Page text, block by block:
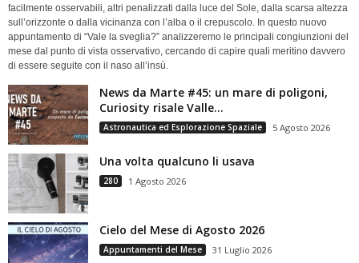
facilmente osservabili, altri penalizzati dalla luce del Sole, dalla scarsa altezza
sull’orizzonte o dalla vicinanza con l’alba o il crepuscolo. In questo nuovo
appuntamento di “Vale la sveglia?” analizzeremo le principali congiunzioni del
mese dal punto di vista osservativo, cercando di capire quali meritino davvero
di essere seguite con il naso all’insù.
News da Marte #45: un mare di poligoni,
Curiosity risale Valle...
Astronautica ed Esplorazione Spaziale 5 Agosto 2026
Una volta qualcuno li usava
280 1 Agosto 2026
Cielo del Mese di Agosto 2026
Appuntamenti del Mese 31 Luglio 2026